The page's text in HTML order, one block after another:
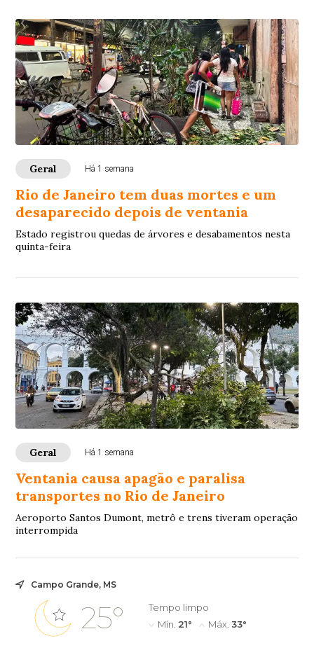
Geral Há 1 semana
Rio de Janeiro tem duas mortes e um
desaparecido depois de ventania
Estado registrou quedas de árvores e desabamentos nesta
quinta-feira
Geral Há 1 semana
Ventania causa apagão e paralisa
transportes no Rio de Janeiro
Aeroporto Santos Dumont, metrô e trens tiveram operação
interrompida
Campo Grande, MS
25°
Tempo limpo
Mín. 21° Máx. 33°